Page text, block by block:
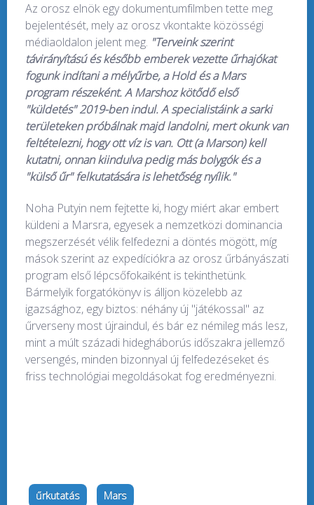
Az orosz elnök egy dokumentumfilmben tette meg
bejelentését, mely az orosz vkontakte közösségi
médiaoldalon jelent meg. "Terveink szerint
távirányítású és később emberek vezette űrhajókat
fogunk indítani a mélyűrbe, a Hold és a Mars
program részeként. A Marshoz kötődő első
"küldetés" 2019-ben indul. A specialistáink a sarki
területeken próbálnak majd landolni, mert okunk van
feltételezni, hogy ott víz is van. Ott (a Marson) kell
kutatni, onnan kiindulva pedig más bolygók és a
"külső űr" felkutatására is lehetőség nyílik."
Noha Putyin nem fejtette ki, hogy miért akar embert
küldeni a Marsra, egyesek a nemzetközi dominancia
megszerzését vélik felfedezni a döntés mögött, míg
mások szerint az expedíciókra az orosz űrbányászati
program első lépcsőfokaiként is tekinthetünk.
Bármelyik forgatókönyv is álljon közelebb az
igazsághoz, egy biztos: néhány új "játékossal" az
űrverseny most újraindul, és bár ez némileg más lesz,
mint a múlt századi hidegháborús időszakra jellemző
versengés, minden bizonnyal új felfedezéseket és
friss technológiai megoldásokat fog eredményezni.
űrkutatás Mars